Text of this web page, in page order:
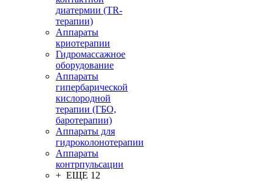
диатермии (TR-
терапии)
Аппараты
криотерапии
Гидромассажное
оборудование
Аппараты
гипербарической
кислородной
терапии (ГБО,
баротерапии)
Аппараты для
гидроколонотерапии
Аппараты
контрпульсации
+ ЕЩЕ 12